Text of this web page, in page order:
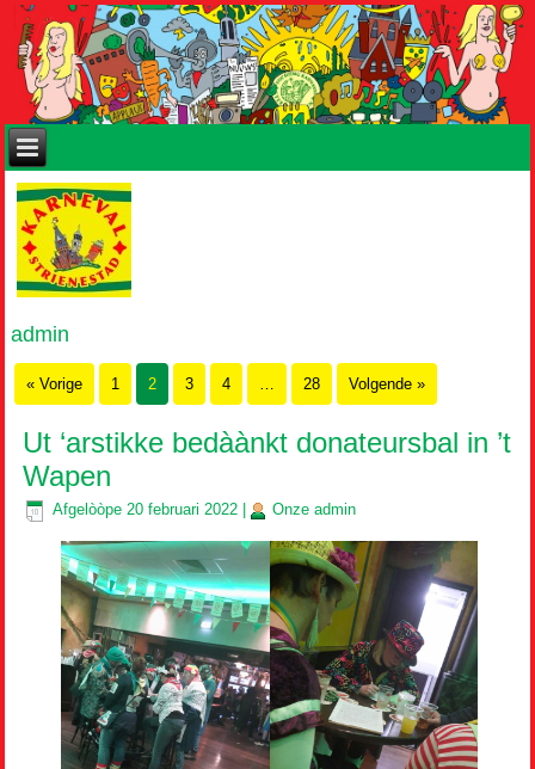
admin
« Vorige 1 2 3 4 … 28 Volgende »
Ut ‘arstikke bedàànkt donateursbal in ’t
Wapen
Afgelòòpe 20 februari 2022 Onze admin